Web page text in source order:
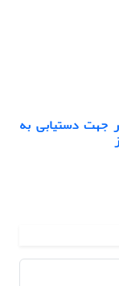
جهت دستیابی به